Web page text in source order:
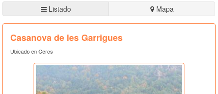
Listado Mapa
Casanova de les Garrigues
Ubicado en Cercs